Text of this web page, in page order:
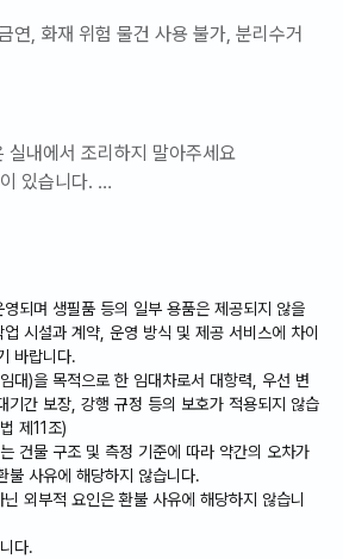
연, 화재 위험 물건 사용 불가, 분리수거
실내에서 조리하지 말아주세요
있습니다.
되며 생필품 등의 일부 용품은 제공되지 않을
시설과 계약, 운영 방식 및 제공 서비스에 차이
바랍니다.
대)을 목적으로 한 임대차로서 대항력, 우선 변
기간 보장, 강행 규정 등의 보호가 적용되지 않습
제11조)
건물 구조 및 측정 기준에 따라 약간의 오차가
불 사유에 해당하지 않습니다.
외부적 요인은 환불 사유에 해당하지 않습니
다.